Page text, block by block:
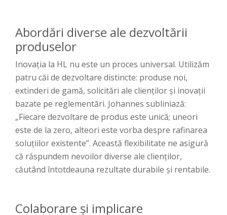
Abordări diverse ale dezvoltării
produselor
Inovația la HL nu este un proces universal. Utilizăm
patru căi de dezvoltare distincte: produse noi,
extinderi de gamă, solicitări ale clienților și inovații
bazate pe reglementări. Johannes subliniază:
„Fiecare dezvoltare de produs este unică; uneori
este de la zero, alteori este vorba despre rafinarea
soluțiilor existente”. Această flexibilitate ne asigură
că răspundem nevoilor diverse ale clienților,
căutând întotdeauna rezultate durabile și rentabile.
Colaborare și implicare